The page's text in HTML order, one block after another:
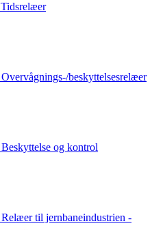
Tidsrelæer
Overvågnings-/beskyttelsesrelæer
Beskyttelse og kontrol
Relæer til jernbaneindustrien -